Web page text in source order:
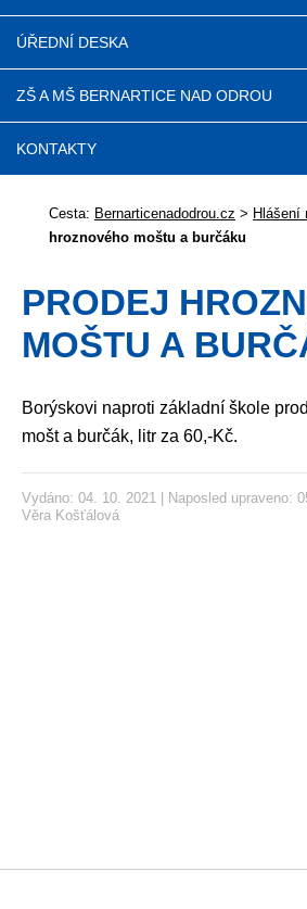
ÚŘEDNÍ DESKA
ZŠ A MŠ BERNARTICE NAD ODROU
KONTAKTY
Cesta: Bernarticenadodrou.cz > Hlášení
hroznového moštu a burčáku
PRODEJ
MOŠTU A
Borýskovi naproti základní škole
mošt a burčák, litr za 60,-Kč.
Vydáno: 04. 10. 2021 | Naposled upraveno:
Věra Košťálová